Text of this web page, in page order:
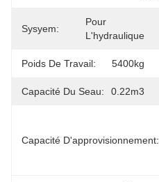
Sysyem:
Pour
L'hydraulique
Poids De Travail: 5400kg
Capacité Du Seau: 0.22m3
Capacité D'approvisionnement: